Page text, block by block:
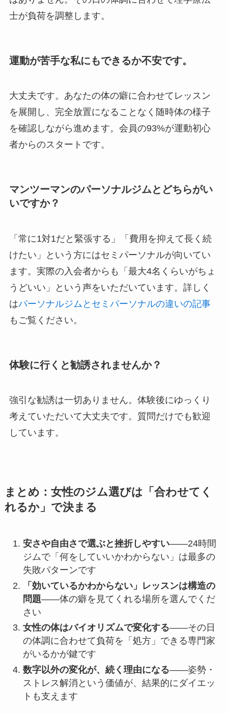
士が負荷を調整します。
運動が苦手な私にもできるか不安です。
大丈夫です。あなたの体の癖に合わせてレッスン
を展開し、完全放置になることなく随時体の様子
を確認しながら進めます。会員の93%が運動初心
者からのスタートです。
マンツーマンのパーソナルジムとどちらがい
いですか？
「常に1対1だと緊張する」「費用を抑えて長く続
けたい」という方にはセミパーソナルが向いてい
ます。実際の入会者からも「最大4名くらいがちょ
うどいい」という声をいただいています。詳しく
はパーソナルジムとセミパーソナルの違いの記事
もご覧ください。
体験に行くと勧誘されませんか？
強引な勧誘は一切ありません。体験後にゆっくり
考えていただいて大丈夫です。質問だけでも歓迎
しています。
まとめ：女性のジム選びは「合わせてく
れるか」で決まる
安さや自由さで選ぶと挫折しやすい——24時間
ジムで「何をしていいかわからない」は最多の
失敗パターンです
「効いているかわからない」レッスンは構造の
問題——体の癖を見てくれる場所を選んでくだ
さい
女性の体はバイオリズムで変化する——その日
の体調に合わせて負荷を「処方」できる専門家
がいるかが鍵です
数字以外の変化が、続く理由になる——姿勢・
ストレス解消という価値が、結果的にダイエッ
トも支えます